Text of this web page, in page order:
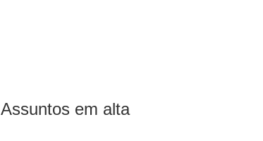
Assuntos em alta